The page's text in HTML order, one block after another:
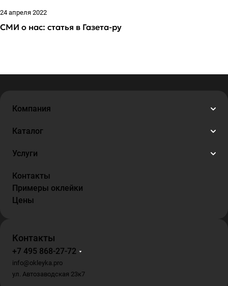
24 апреля 2022
СМИ о нас: статья в Газета-ру
Компания
Каталог
Услуги
Контакты
Примеры оклейки
Цены
Контакты
+7 495 868-27-72
info@okleyka.pro
ул. Автозаводская 23к7